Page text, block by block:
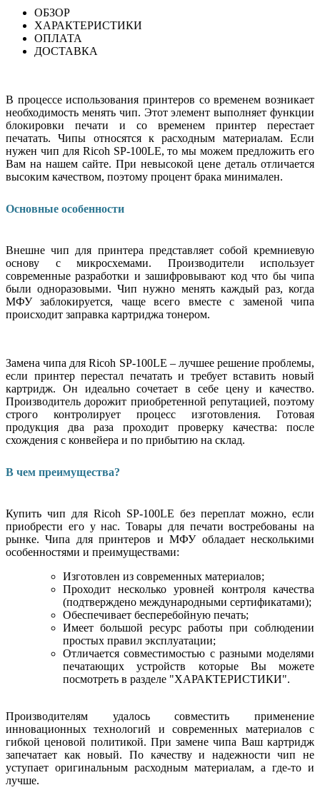
ОБЗОР
ХАРАКТЕРИСТИКИ
ОПЛАТА
ДОСТАВКА
В процессе использования принтеров со временем возникает
необходимость менять чип. Этот элемент выполняет функции
блокировки печати и со временем принтер перестает
печатать. Чипы относятся к расходным материалам. Если
нужен чип для Ricoh SP-100LE, то мы можем предложить его
Вам на нашем сайте. При невысокой цене деталь отличается
высоким качеством, поэтому процент брака минимален.
Основные особенности
Внешне чип для принтера представляет собой кремниевую
основу с микросхемами. Производители использует
современные разработки и зашифровывают код что бы чипа
были одноразовыми. Чип нужно менять каждый раз, когда
МФУ заблокируется, чаще всего вместе с заменой чипа
происходит заправка картриджа тонером.
Замена чипа для Ricoh SP-100LE – лучшее решение проблемы,
если принтер перестал печатать и требует вставить новый
картридж. Он идеально сочетает в себе цену и качество.
Производитель дорожит приобретенной репутацией, поэтому
строго контролирует процесс изготовления. Готовая
продукция два раза проходит проверку качества: после
схождения с конвейера и по прибытию на склад.
В чем преимущества?
Купить чип для Ricoh SP-100LE без переплат можно, если
приобрести его у нас. Товары для печати востребованы на
рынке. Чипа для принтеров и МФУ обладает несколькими
особенностями и преимуществами:
Изготовлен из современных материалов;
Проходит несколько уровней контроля качества
(подтверждено международными сертификатами);
Обеспечивает бесперебойную печать;
Имеет большой ресурс работы при соблюдении
простых правил эксплуатации;
Отличается совместимостью с разными моделями
печатающих устройств которые Вы можете
посмотреть в разделе "ХАРАКТЕРИСТИКИ".
Производителям удалось совместить применение
инновационных технологий и современных материалов с
гибкой ценовой политикой. При замене чипа Ваш картридж
запечатает как новый. По качеству и надежности чип не
уступает оригинальным расходным материалам, а где-то и
лучше.